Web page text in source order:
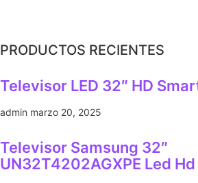
PRODUCTOS RECIENTES
Televisor LED 32″ HD
admin marzo 20, 2025
Televisor Samsung 32″
UN32T4202AGXPE Led